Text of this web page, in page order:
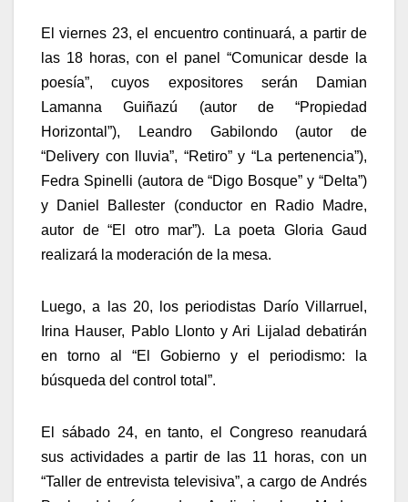
El viernes 23, el encuentro continuará, a partir de
las 18 horas, con el panel “Comunicar desde la
poesía”, cuyos expositores serán Damian
Lamanna Guiñazú (autor de “Propiedad
Horizontal”), Leandro Gabilondo (autor de
“Delivery con lluvia”, “Retiro” y “La pertenencia”),
Fedra Spinelli (autora de “Digo Bosque” y “Delta”)
y Daniel Ballester (conductor en Radio Madre,
autor de “El otro mar”). La poeta Gloria Gaud
realizará la moderación de la mesa.
Luego, a las 20, los periodistas Darío Villarruel,
Irina Hauser, Pablo Llonto y Ari Lijalad debatirán
en torno al “El Gobierno y el periodismo: la
búsqueda del control total”.
El sábado 24, en tanto, el Congreso reanudará
sus actividades a partir de las 11 horas, con un
“Taller de entrevista televisiva”, a cargo de Andrés